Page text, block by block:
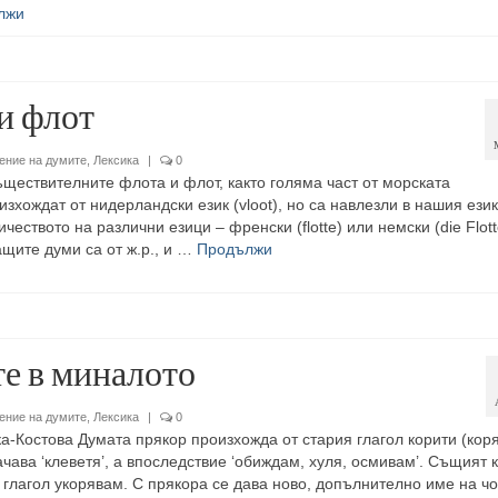
флот
на думите, Лексика | 0
флота и флот, както голяма част от морската
от нидерландски език (vloot), но са навлезли в нашия
на различни езици – френски (flotte) или немски (die
думи са от ж.р., и … Продължи
в миналото
на думите, Лексика | 0
Думата прякор произхожда от стария глагол корити
‘клеветя’, а впоследствие ‘обиждам, хуля, осмивам’. Същият
укорявам. С прякора се дава ново, допълнително име на